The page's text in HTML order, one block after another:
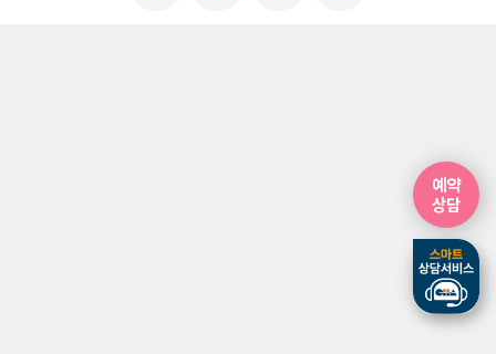
예약
상담
예약
상담